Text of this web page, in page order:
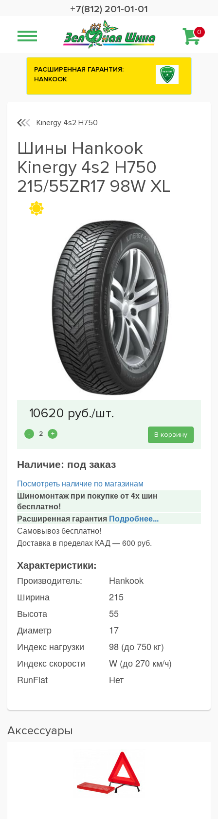
+7(812) 201-01-01
0
Сashback 2500 рублей на зимние
Kinergy 4s2 H750
Шины Hankook
Kinergy 4s2 H750
215/55ZR17 98W XL
В корзину
Наличие: под заказ
Посмотреть наличие по магазинам
Шиномонтаж при покупке от 4х шин
бесплатно!
Расширенная гарантия Подробнее...
Самовывоз бесплатно!
Доставка в пределах КАД — 600 руб.
Характеристики:
Производитель:
Hankook
Ширина
215
Высота
55
Диаметр
17
Индекс нагрузки
98 (до 750 кг)
Индекс скорости
W (до 270 км/ч)
RunFlat
Нет
Аксессуары